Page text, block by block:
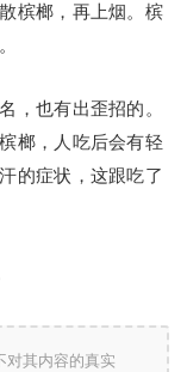
槟榔，再上烟。槟
，也有出歪招的。
榔，人吃后会有轻
的症状，这跟吃了
对其内容的真实